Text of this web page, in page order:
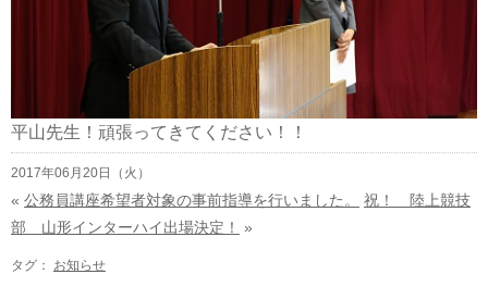
平山先生！頑張ってきてください！！
2017年06月20日（火）
« 公務員講座希望者対象の事前指導を行いました。
祝！ 陸上競技
部 山形インターハイ出場決定！
»
タグ： お知らせ